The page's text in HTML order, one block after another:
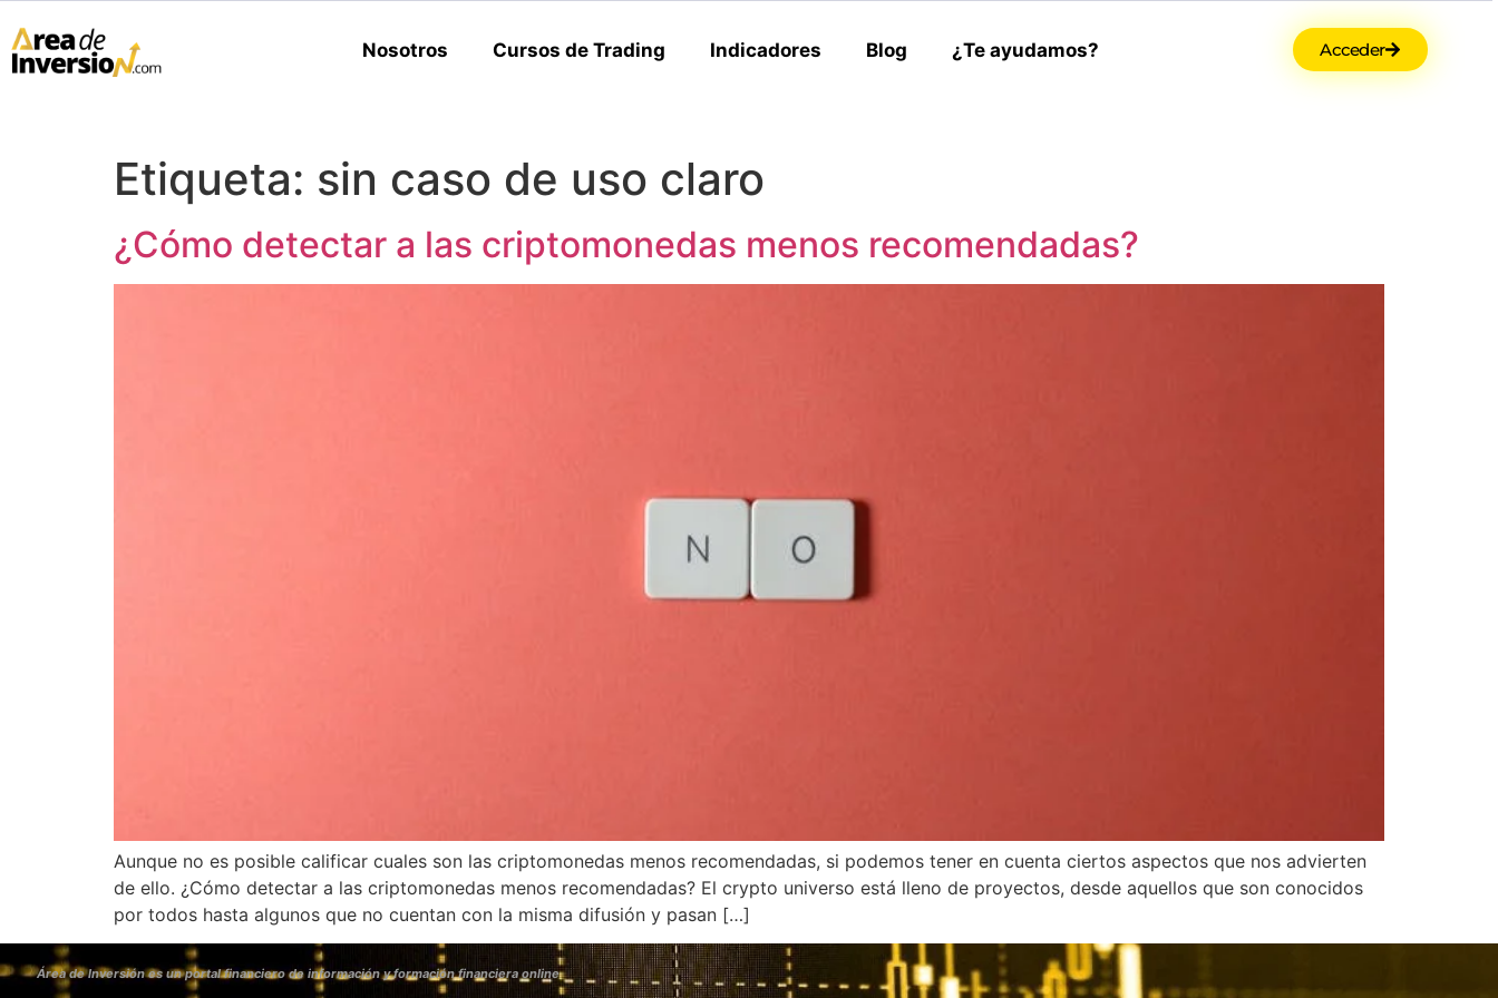
Nosotros Cursos de Trading Indicadores Blog ¿Te ayudamos? Acceder
Etiqueta: sin caso de uso claro
¿Cómo detectar a las criptomonedas menos recomendadas?
Aunque no es posible calificar cuales son las criptomonedas menos recomendadas, si podemos tener en cuenta ciertos aspectos que nos advierten
de ello. ¿Cómo detectar a las criptomonedas menos recomendadas? El crypto universo está lleno de proyectos, desde aquellos que son conocidos
por todos hasta algunos que no cuentan con la misma difusión y pasan […]
Área de Inversión es un portal financiero de información y formación financiera online